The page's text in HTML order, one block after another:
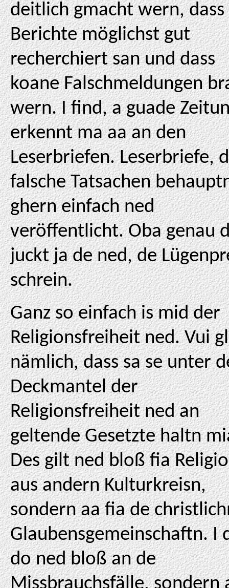
deitlich gmacht wern, dass
Berichte möglichst gut
recherchiert san und dass
koane Falschmeldungen
wern. I find, a guade
erkennt ma aa an den
Leserbriefen. Leserbriefe,
falsche Tatsachen
ghern einfach ned
veröffentlicht. Oba genau
juckt ja de ned, de
schrein.
Ganz so einfach is mid der
Religionsfreiheit ned. Vui
nämlich, dass sa se unter
Deckmantel der
Religionsfreiheit ned an
geltende Gesetzte haltn
Des gilt ned bloß fia
aus andern Kulturkreisn,
sondern aa fia de
Glaubensgemeinschaftn. I
do ned bloß an de